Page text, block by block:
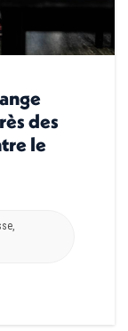
des
le
,